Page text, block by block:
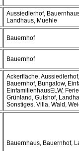
Aussiedlerhof,
Landhaus, Muehle
Bauernhof
Bauernhof
Ackerfläche,
Bauernhof, Bungalow,
EinfamilienhausELW,
Grünland, Gutshof,
Sonstiges, Villa, Wald,
Bauernhaus, Bauernhof,